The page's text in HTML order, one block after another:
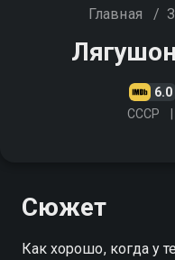
Главная /
6.0
СССР
Сюжет
Как хорошо, когда у